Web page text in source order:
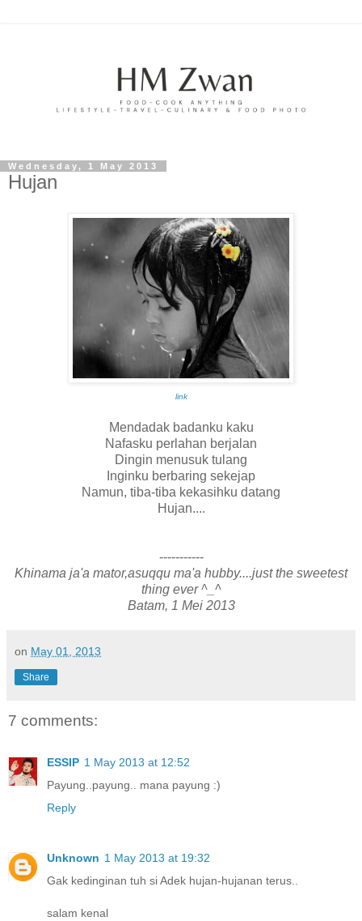
Wednesday, 1 May 2013
Hujan
link
Mendadak badanku kaku
Nafasku perlahan berjalan
Dingin menusuk tulang
Inginku berbaring sekejap
Namun, tiba-tiba kekasihku datang
Hujan....
-----------
Khinama ja'a mator,asuqqu ma'a hubby....just the sweetest
thing ever ^_^
Batam, 1 Mei 2013
on May 01, 2013
Share
7 comments:
ESSIP 1 May 2013 at 12:52
Payung..payung.. mana payung :)
Reply
Unknown 1 May 2013 at 19:32
Gak kedinginan tuh si Adek hujan-hujanan terus..
salam kenal